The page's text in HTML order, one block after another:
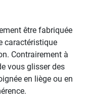
être fabriquée
caractéristique
Contrairement à
vous glisser des
en liège ou en